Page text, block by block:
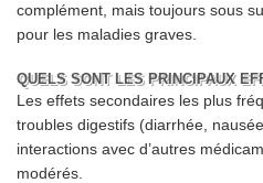
complément, mais toujours sous
pour les maladies graves.
QUELS SONT LES PRINCIPAUX
Les effets secondaires les plus
troubles digestifs (diarrhée,
interactions avec d’autres
modérés.